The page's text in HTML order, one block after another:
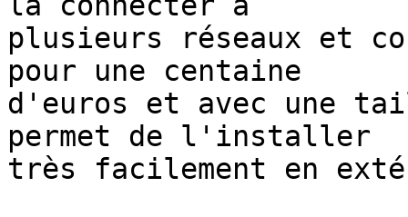
plusieurs réseaux et
pour une centaine
d'euros et avec une
permet de l'installer
très facilement en